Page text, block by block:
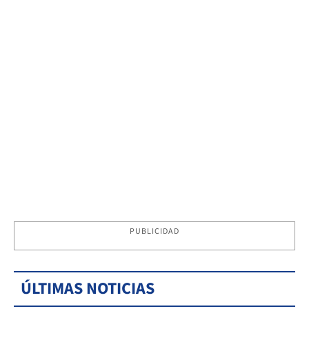
PUBLICIDAD
ÚLTIMAS NOTICIAS